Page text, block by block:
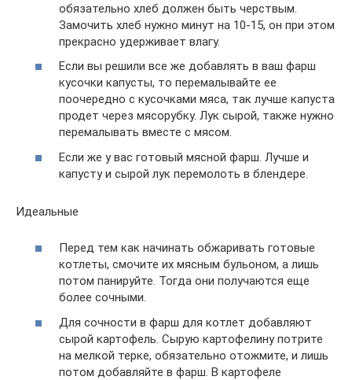
обязательно хлеб должен быть черствым.
Замочить хлеб нужно минут на 10-15, он при этом
прекрасно удерживает влагу.
Если вы решили все же добавлять в ваш фарш
кусочки капусты, то перемалывайте ее
поочередно с кусочками мяса, так лучше капуста
продет через мясорубку. Лук сырой, также нужно
перемалывать вместе с мясом.
Если же у вас готовый мясной фарш. Лучше и
капусту и сырой лук перемолоть в блендере.
Идеальные
Перед тем как начинать обжаривать готовые
котлеты, смочите их мясным бульоном, а лишь
потом панируйте. Тогда они получаются еще
более сочными.
Для сочности в фарш для котлет добавляют
сырой картофель. Сырую картофелину потрите
на мелкой терке, обязательно отожмите, и лишь
потом добавляйте в фарш. В картофеле